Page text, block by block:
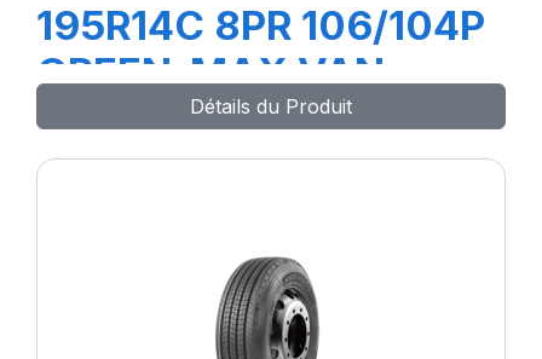
195R14C 8PR 106/104P
GREEN-MAX VAN
Détails du Produit